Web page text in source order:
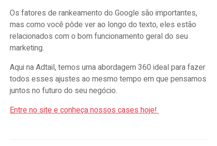
Os fatores de rankeamento do Google são importantes,
mas como você pôde ver ao longo do texto, eles estão
relacionados com o bom funcionamento geral do seu
marketing.
Aqui na Adtail, temos uma abordagem 360 ideal para fazer
todos esses ajustes ao mesmo tempo em que pensamos
juntos no futuro do seu negócio.
Entre no site e conheça nossos cases hoje!